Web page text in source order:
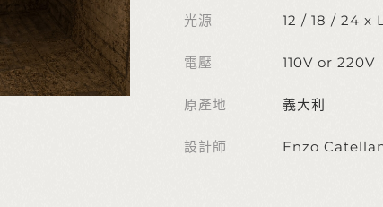
光源 12 / 18 / 24 x
電壓 110V or 220V
原產地 義大利
設計師 Enzo